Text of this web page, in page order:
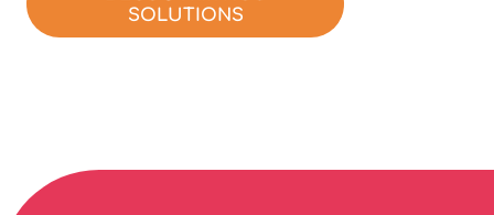
SOLUTIONS